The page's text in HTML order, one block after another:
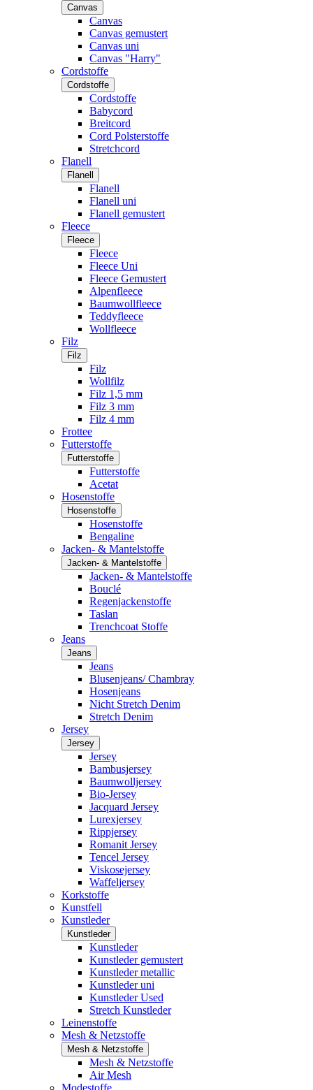
Canvas
Canvas
Canvas gemustert
Canvas uni
Canvas "Harry"
Cordstoffe
Cordstoffe
Cordstoffe
Babycord
Breitcord
Cord Polsterstoffe
Stretchcord
Flanell
Flanell
Flanell
Flanell uni
Flanell gemustert
Fleece
Fleece
Fleece
Fleece Uni
Fleece Gemustert
Alpenfleece
Baumwollfleece
Teddyfleece
Wollfleece
Filz
Filz
Filz
Wollfilz
Filz 1,5 mm
Filz 3 mm
Filz 4 mm
Frottee
Futterstoffe
Futterstoffe
Futterstoffe
Acetat
Hosenstoffe
Hosenstoffe
Hosenstoffe
Bengaline
Jacken- & Mantelstoffe
Jacken- & Mantelstoffe
Jacken- & Mantelstoffe
Bouclé
Regenjackenstoffe
Taslan
Trenchcoat Stoffe
Jeans
Jeans
Jeans
Blusenjeans/ Chambray
Hosenjeans
Nicht Stretch Denim
Stretch Denim
Jersey
Jersey
Jersey
Bambusjersey
Baumwolljersey
Bio-Jersey
Jacquard Jersey
Lurexjersey
Rippjersey
Romanit Jersey
Tencel Jersey
Viskosejersey
Waffeljersey
Korkstoffe
Kunstfell
Kunstleder
Kunstleder
Kunstleder
Kunstleder gemustert
Kunstleder metallic
Kunstleder uni
Kunstleder Used
Stretch Kunstleder
Leinenstoffe
Mesh & Netzstoffe
Mesh & Netzstoffe
Mesh & Netzstoffe
Air Mesh
Modestoffe